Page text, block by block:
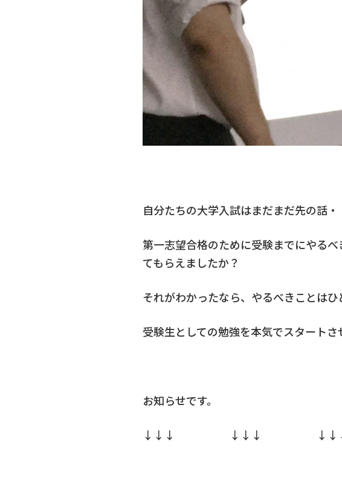
自分たちの大学入試はまだまだ先の話・
第一志望合格のために受験までにやる
てもらえましたか？
それがわかったなら、やるべきことはひ
受験生としての勉強を本気でスタートさ
お知らせです。
↓↓↓ ↓↓↓